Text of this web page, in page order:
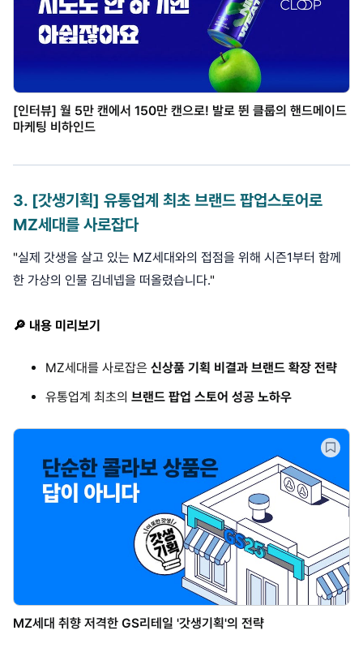
[인터뷰] 월 5만 캔에서 150만 캔으로! 발로 뛴 클룹의 핸드메이드
마케팅 비하인드
3. [갓생기획] 유통업계 최초 브랜드 팝업스토어로
MZ세대를 사로잡다
"실제 갓생을 살고 있는 MZ세대와의 접점을 위해 시즌1부터 함께
한 가상의 인물 김네넵을 떠올렸습니다."
🔎 내용 미리보기
MZ세대를 사로잡은 신상품 기획 비결과 브랜드 확장 전략
유통업계 최초의 브랜드 팝업 스토어 성공 노하우
MZ세대 취향 저격한 GS리테일 '갓생기획'의 전략